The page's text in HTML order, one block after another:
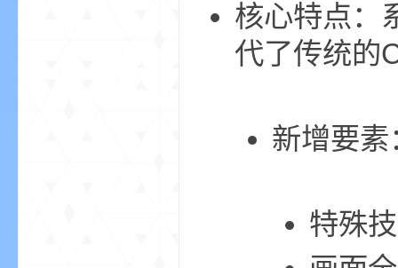
核心特点：
代了传统的
新增要素
特殊